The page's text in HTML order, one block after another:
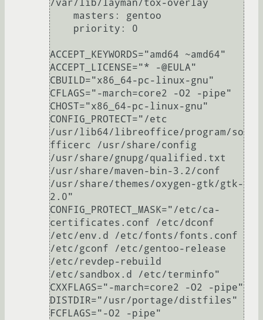
/var/lib/layman/tox-overlay
ACCEPT_KEYWORDS="amd64 ~amd64"
ACCEPT_LICENSE="* -@EULA"
CBUILD="x86_64-pc-linux-gnu"
CFLAGS="-march=core2 -O2 -pipe"
CHOST="x86_64-pc-linux-gnu"
CONFIG_PROTECT="/etc
/usr/lib64/libreoffice/program/so
fficerc /usr/share/config
/usr/share/gnupg/qualified.txt
/usr/share/maven-bin-3.2/conf
/usr/share/themes/oxygen-gtk/gtk-
2.0"
CONFIG_PROTECT_MASK="/etc/ca-
certificates.conf /etc/dconf
/etc/env.d /etc/fonts/fonts.conf
/etc/gconf /etc/gentoo-release
/etc/revdep-rebuild
/etc/sandbox.d /etc/terminfo"
CXXFLAGS="-march=core2 -O2 -pipe"
DISTDIR="/usr/portage/distfiles"
FCFLAGS="-O2 -pipe"